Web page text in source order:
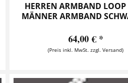
HERREN ARMBAND
MÄNNER ARMBAND
64,00 € *
(Preis inkl. MwSt. zzgl. Versand)